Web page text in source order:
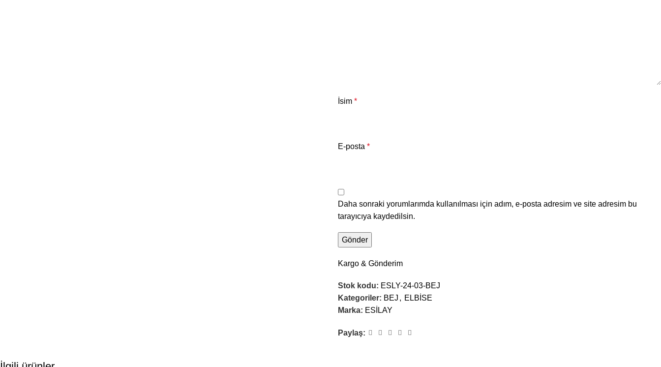
İsim *
E-posta *
Daha sonraki yorumlarımda kullanılması için adım, e-posta adresim ve site adresim bu
tarayıcıya kaydedilsin.
Kargo & Gönderim
Stok kodu: ESLY-24-03-BEJ
Kategoriler: BEJ , ELBİSE
Marka: ESİLAY
Paylaş: